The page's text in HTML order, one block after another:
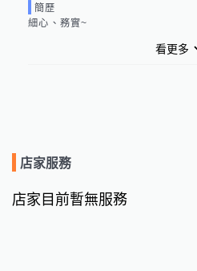
簡歷
細心、務實~
看更多
店家服務
店家目前暫無服務